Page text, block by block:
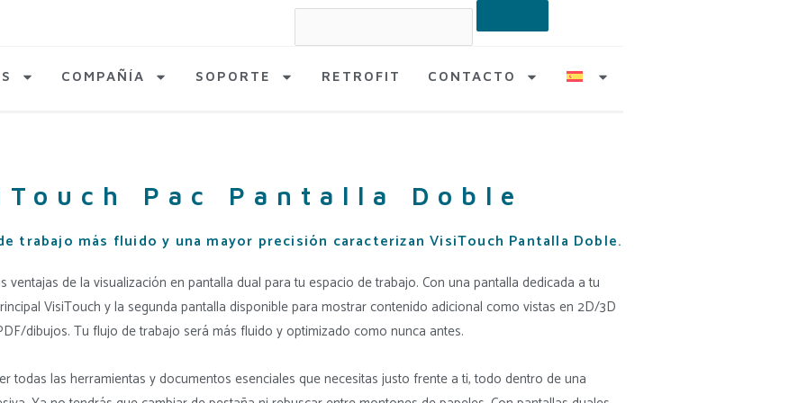
Search
COMPAÑÍA SOPORTE RETROFIT CONTACTO
Pac Pantalla Doble
trabajo más fluido y una mayor precisión caracterizan VisiTouch Pantalla Doble.
ventajas de la visualización en pantalla dual para tu espacio de trabajo. Con una pantalla dedicada a tu
VisiTouch y la segunda pantalla disponible para mostrar contenido adicional como vistas en 2D/3D
dibujos. Tu flujo de trabajo será más fluido y optimizado como nunca antes.
todas las herramientas y documentos esenciales que necesitas justo frente a ti, todo dentro de una